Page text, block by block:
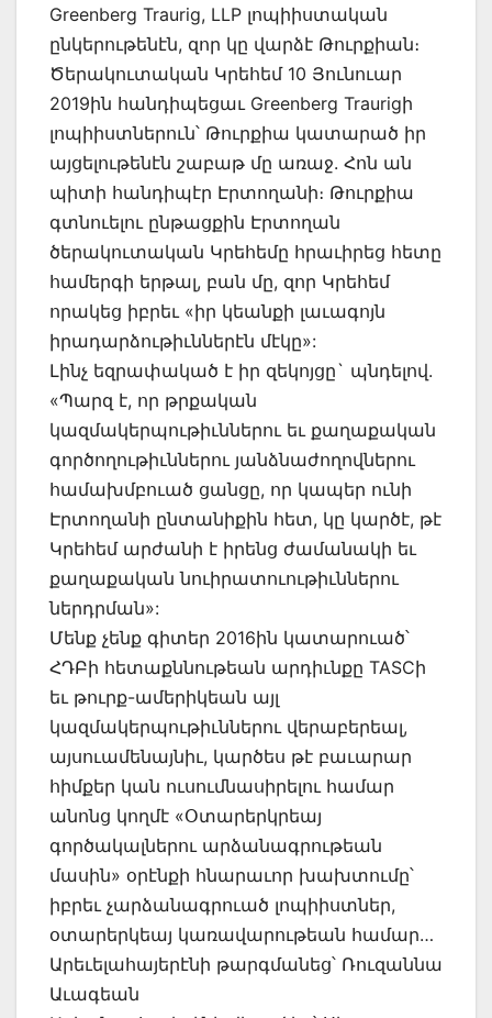
Greenberg Traurig, LLP լոպիիստական
ընկերութենէն, զոր կը վարձէ Թուրքիան։
Ծերակուտական Կրեհեմ 10 Յունուար
2019ին հանդիպեցաւ Greenberg Traurigի
լոպիիստներուն՝ Թուրքիա կատարած իր
այցելութենէն շաբաթ մը առաջ. Հոն ան
պիտի հանդիպէր Էրտողանի։ Թուրքիա
գտնուելու ընթացքին Էրտողան
ծերակուտական Կրեհեմը հրաւիրեց հետը
համերգի երթալ, բան մը, զոր Կրեհեմ
որակեց իբրեւ «իր կեանքի լաւագոյն
իրադարձութիւններէն մէկը»:
Լինչ եզրափակած է իր զեկոյցը` պնդելով.
«Պարզ է, որ թրքական
կազմակերպութիւններու եւ քաղաքական
գործողութիւններու յանձնաժողովներու
համախմբուած ցանցը, որ կապեր ունի
Էրտողանի ընտանիքին հետ, կը կարծէ, թէ
Կրեհեմ արժանի է իրենց ժամանակի եւ
քաղաքական նուիրատուութիւններու
ներդրման»:
Մենք չենք գիտեր 2016ին կատարուած՝
ՀԴԲի հետաքննութեան արդիւնքը TASCի
եւ թուրք-ամերիկեան այլ
կազմակերպութիւններու վերաբերեալ,
այսուամենայնիւ, կարծես թէ բաւարար
հիմքեր կան ուսումնասիրելու համար
անոնց կողմէ «Օտարերկրեայ
գործակալներու արձանագրութեան
մասին» օրէնքի հնարաւոր խախտումը՝
իբրեւ չարձանագրուած լոպիիստներ,
օտարերկեայ կառավարութեան համար…
Արեւելահայերէնի թարգմանեց՝ Ռուզաննա
Աւագեան